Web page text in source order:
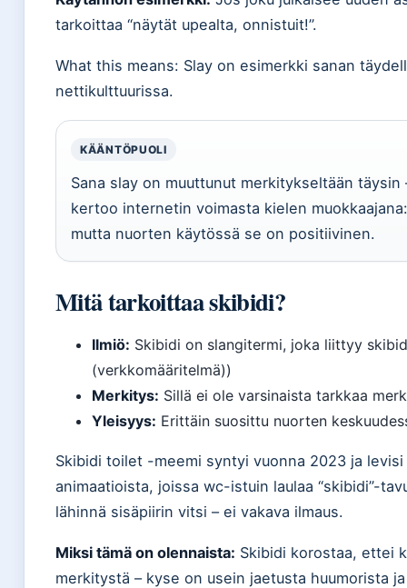
tarkoittaa “näytät upealta, onnistuit!”.
What this means: Slay on esimerkki sanan
nettikulttuurissa.
KÄÄNTÖPUOLI
Sana slay on muuttunut merkitykseltään täysin
kertoo internetin voimasta kielen
mutta nuorten käytössä se on positiivinen.
Mitä tarkoittaa skibidi?
Ilmiö: Skibidi on slangitermi, joka liittyy
(verkkomääritelmä))
Merkitys: Sillä ei ole varsinaista tarkkaa
Yleisyys: Erittäin suosittu nuorten
Skibidi toilet -meemi syntyi vuonna 2023 ja
animaatioista, joissa wc-istuin laulaa “skibidi”-
lähinnä sisäpiirin vitsi – ei vakava ilmaus.
Miksi tämä on olennaista: Skibidi korostaa, ettei
merkitystä – kyse on usein jaetusta huumorista